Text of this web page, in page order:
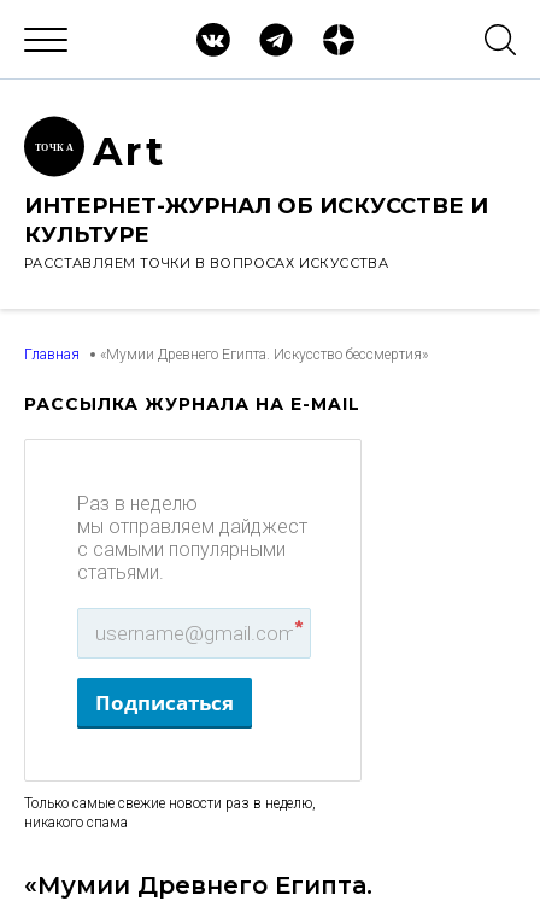
ТОЧК А Art
ИНТЕРНЕТ-ЖУРНАЛ ОБ ИСКУССТВЕ И
КУЛЬТУРЕ
РАССТАВЛЯЕМ ТОЧКИ В ВОПРОСАХ ИСКУССТВА
Главная «Мумии Древнего Египта. Искусство бессмертия»
РАССЫЛКА ЖУРНАЛА НА E-MAIL
Раз в неделю
мы отправляем дайджест
с самыми популярными
статьями.
*
Подписаться
Только самые свежие новости раз в неделю,
никакого спама
«Мумии Древнего Египта.